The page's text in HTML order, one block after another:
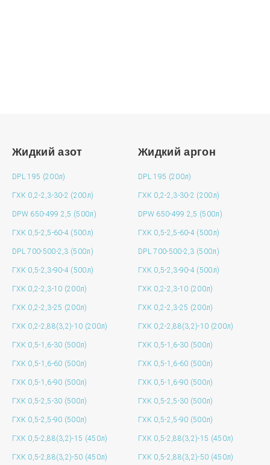
Жидкий азот
DPL 195 (200л)
ГХК 0,2-2,3-30-2 (200л)
DPW 650-499 2,5 (500л)
ГХК 0,5-2,5-60-4 (500л)
DPL 700-500-2,3 (500л)
ГХК 0,5-2,3-90-4 (500л)
ГХК 0,2-2,3-10 (200л)
ГХК 0,2-2,3-25 (200л)
ГХК 0,2-2,88(3,2)-10 (200л)
ГХК 0,5-1,6-30 (500л)
ГХК 0,5-1,6-60 (500л)
ГХК 0,5-1,6-90 (500л)
ГХК 0,5-2,5-30 (500л)
ГХК 0,5-2,5-90 (500л)
ГХК 0,5-2,88(3,2)-15 (450л)
ГХК 0,5-2,88(3,2)-50 (450л)
Жидкий аргон
DPL 195 (200л)
ГХК 0,2-2,3-30-2 (200л)
DPW 650-499 2,5 (500л)
ГХК 0,5-2,5-60-4 (500л)
DPL 700-500-2,3 (500л)
ГХК 0,5-2,3-90-4 (500л)
ГХК 0,2-2,3-10 (200л)
ГХК 0,2-2,3-25 (200л)
ГХК 0,2-2,88(3,2)-10 (200л)
ГХК 0,5-1,6-30 (500л)
ГХК 0,5-1,6-60 (500л)
ГХК 0,5-1,6-90 (500л)
ГХК 0,5-2,5-30 (500л)
ГХК 0,5-2,5-90 (500л)
ГХК 0,5-2,88(3,2)-15 (450л)
ГХК 0,5-2,88(3,2)-50 (450л)